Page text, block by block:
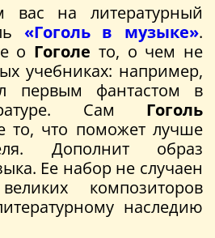
на литературный
«Гоголь в музыке».
о Гоголе то, о чем не
учебниках: например,
первым фантастом в
Сам Гоголь
то, что поможет лучше
Дополнит образ
Ее набор не случаен
композиторов
наследию